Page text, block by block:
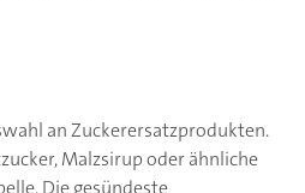
an Zuckerersatzprodukten.
Malzsirup oder ähnliche
Die gesündeste